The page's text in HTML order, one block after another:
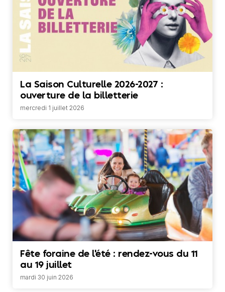
La Saison Culturelle 2026-2027 :
ouverture de la billetterie
mercredi 1 juillet 2026
Fête foraine de l'été : rendez-vous du 11
au 19 juillet
mardi 30 juin 2026